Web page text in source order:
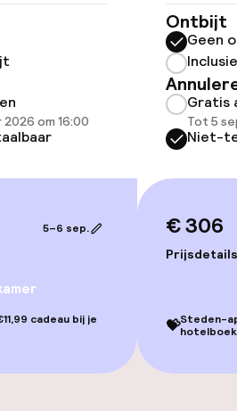
om 16:00
5–6 sep.
cadeau bij je
Ontbijt
Geen
Gratis
Tot 5
Niet-
€ 306
Prijsdetails
💝Steden-